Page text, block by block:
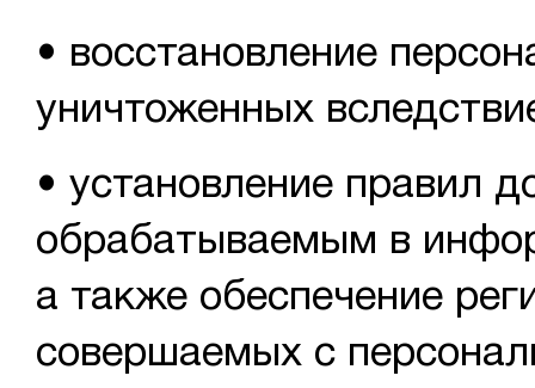
• восстановление
уничтоженных
• установление правил
обрабатываемым в
а также обеспечение
совершаемых с